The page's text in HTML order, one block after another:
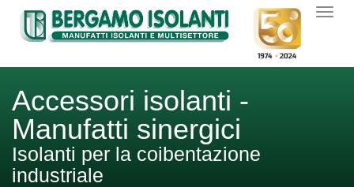
Accessori isolanti -
Manufatti sinergici
Isolanti per la coibentazione
industriale